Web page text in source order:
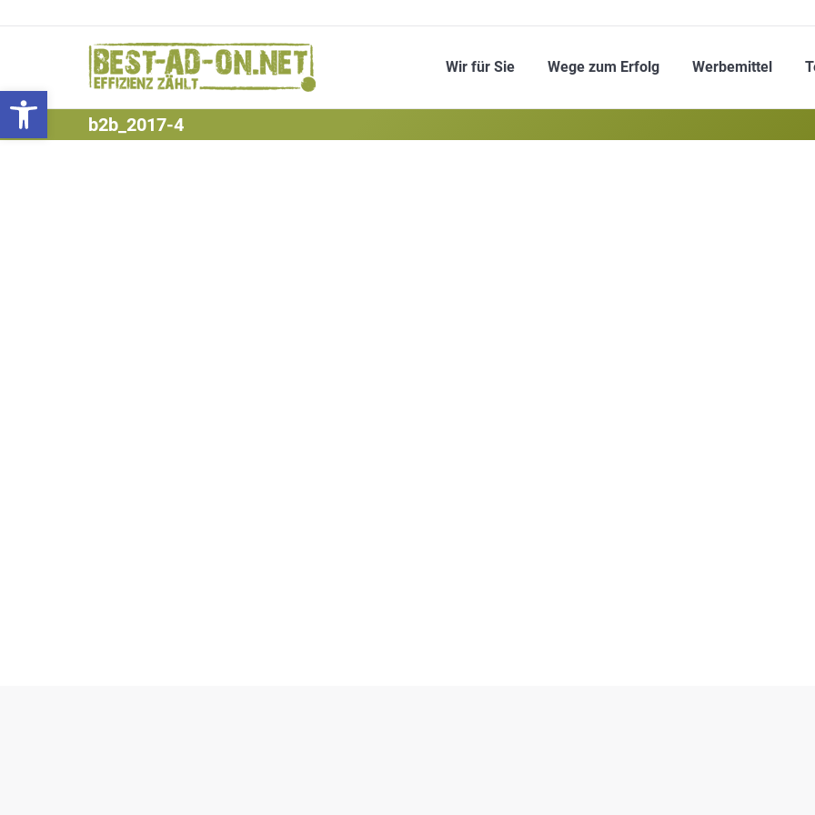
Wir für Sie Wege zum Erfolg Werbemittel
b2b_2017-4
Werkzeugleiste öffnen